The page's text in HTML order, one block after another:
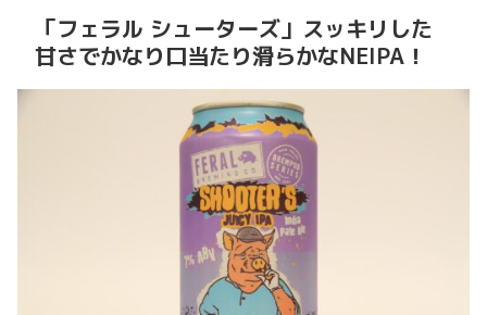
「フェラル シューターズ」スッキリした
甘さでかなり口当たり滑らかなNEIPA！